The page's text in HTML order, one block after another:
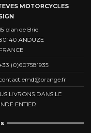
MOTORCYCLES
plan de Brie
ANDUZE
FRANCE
(0)607581935
LIVRONS DANS LE
ENTIER